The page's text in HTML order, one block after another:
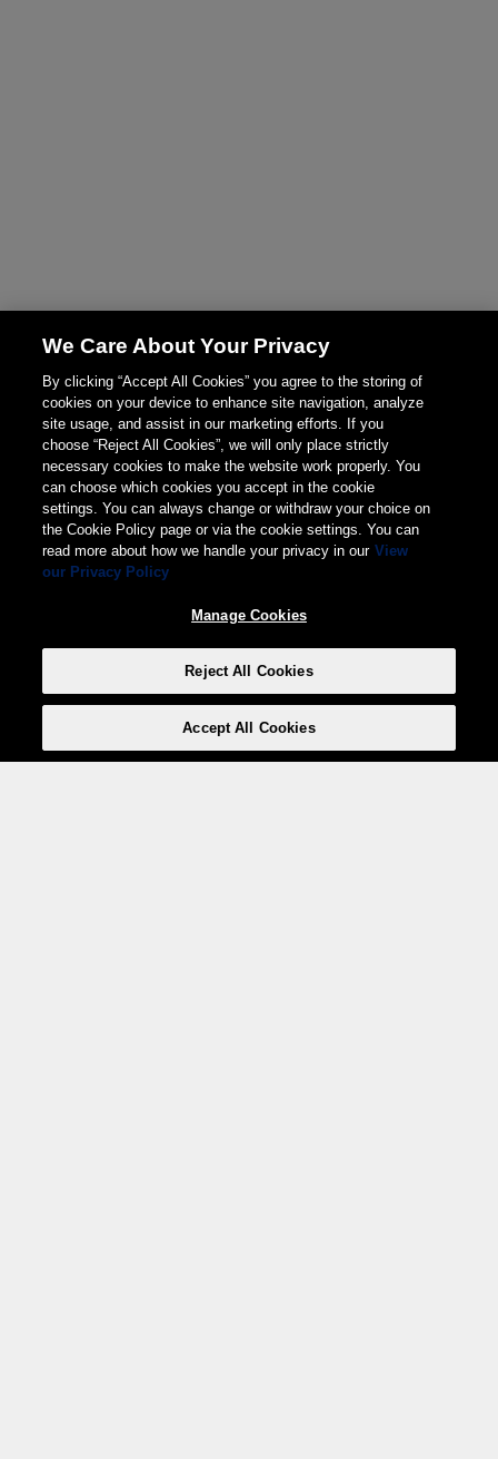
We Care About Your Privacy
By clicking “Accept All Cookies” you agree to the storing of
cookies on your device to enhance site navigation, analyze
site usage, and assist in our marketing efforts. If you
choose “Reject All Cookies”, we will only place strictly
necessary cookies to make the website work properly. You
can choose which cookies you accept in the cookie
settings. You can always change or withdraw your choice on
the Cookie Policy page or via the cookie settings. You can
read more about how we handle your privacy in our View
our Privacy Policy
Manage Cookies
Reject All Cookies
Accept All Cookies